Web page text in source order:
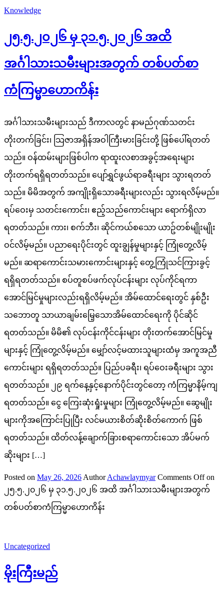
Knowledge
၂၅.၅.၂၀၂၆ မှ ၃၁.၅.၂၀၂၆ အထိ
အင်္ဂါသားသမီးများအတွက် တစ်ပတ်စာ
ကံကြမ္မာဟောကိန်း
အင်္ဂါသားသမီးများသည် ဒီကာလတွင် နာမည်ဂုဏ်သတင်း
တိုးတက်ခြင်း၊ သြဇာအရှိန်အဝါကြီးမားခြင်းတို့ ဖြစ်ပေါ်ရတတ်
သည်။ ဝန်ထမ်းများဖြစ်ပါက ရာထူးလစာအခွင့်အရေးများ
တိုးတက်ရရှိရတတ်သည်။ ပျော်ရွှင်ဖွယ်ရာခရီးများ သွားရတတ်
သည်။ မိမိအတွက် အကျိုးရှိသောခရီးများလည်း သွားရလိမ့်မည်။
ရပ်ဝေးမှ သတင်းကောင်း၊ ဧည့်သည်ကောင်းများ ရောက်ရှိလာ
ရတတ်သည်။ ကား၊ စက်ဘီး၊ ဆိုင်ကယ်စသော ယာဥ်တစ်မျိုးမျိုး
ဝင်လိမ့်မည်။ ပညာရေးပိုင်းတွင် ထူးချွန်မှုများနှင့် ကြုံတွေ့လိမ့်
မည်။ ဆရာကောင်းသမားကောင်းများနှင့် တွေ့ကြုံသင်ကြားခွင့်
ရရှိရတတ်သည်။ စပ်တူစပ်ဖက်လုပ်ငန်းများ လုပ်ကိုင်ရကာ
အောင်မြင်မှုများလည်းရရှိလိမ့်မည်။ အိမ်ထောင်ရေးတွင် နှစ်ဦး
သဘောတူ သာယာချမ်းမြေ့သောအိမ်ထောင်ရေးကို ပိုင်ဆိုင်
ရတတ်သည်။ မိမိ၏ လုပ်ငန်းကိုင်ငန်းများ တိုးတက်အောင်မြင်မှု
များနှင့် ကြုံတွေ့လိမ့်မည်။ မျှော်လင့်မထားသူများထံမှ အကူအညီ
ကောင်းများ ရရှိရတတ်သည်။ ပြည်ပခရီး၊ ရပ်ဝေးခရီးများ သွား
ရတတ်သည်။ ၂၉ ရက်နေ့နှင့်နောက်ပိုင်းတွင်တော့ ကံကြမ္မာနိမ့်ကျ
ရတတ်သည်။ ငွေ ကြေးဆုံးရှုံးမှုများ ကြုံတွေ့လိမ့်မည်။ ဆွေမျိုး
များကိုအကြောင်းပြုပြီး လင်မယားစိတ်ဆိုးစိတ်ကောက် ဖြစ်
ရတတ်သည်။ ထိတ်လန့်ချောက်ခြားစရာကောင်းသော အိပ်မက်
ဆိုးများ […]
Posted on May 26, 2026 Author Achawlaymyar Comments Offon
၂၅.၅.၂၀၂၆ မှ ၃၁.၅.၂၀၂၆ အထိ အင်္ဂါသားသမီးများအတွက်
တစ်ပတ်စာကံကြမ္မာဟောကိန်း
Uncategorized
မိုးကြီးမည်